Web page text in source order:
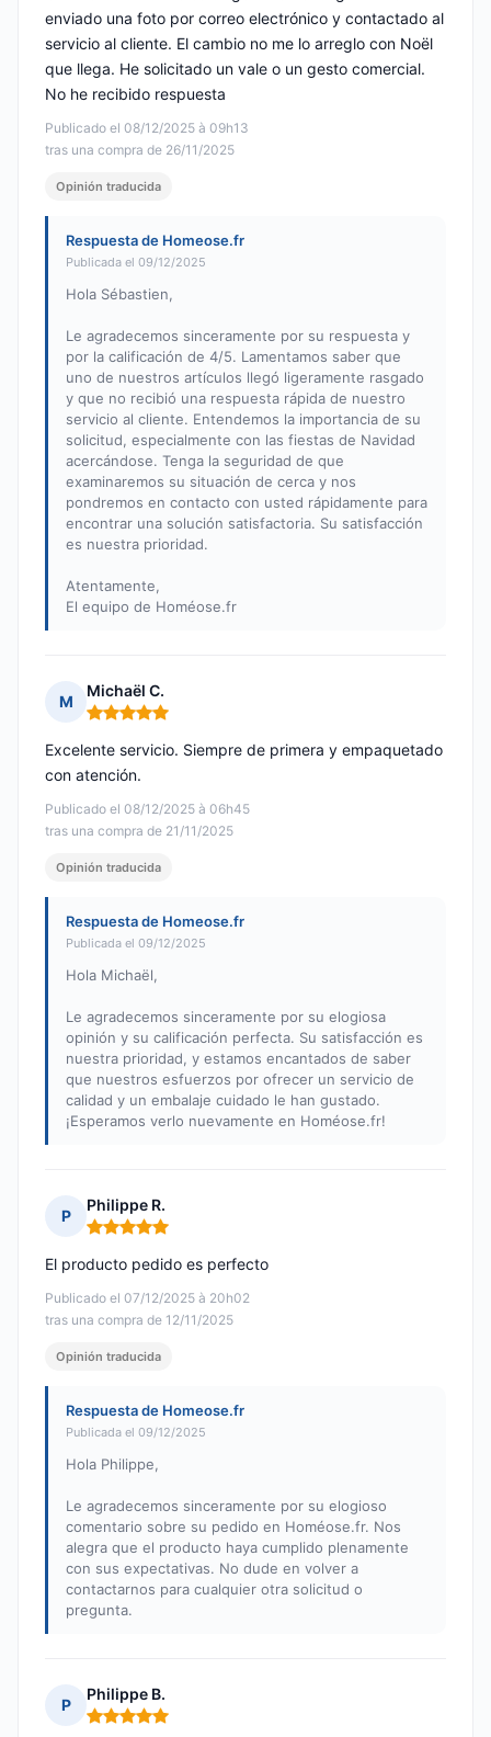
Publicado el 08/12/2025 à 09h13
tras una compra de 26/11/2025
enviado una foto por correo electrónico y contactado al
servicio al cliente. El cambio no me lo arreglo con Noël
que llega. He solicitado un vale o un gesto comercial.
No he recibido respuesta
Opinión traducida
Respuesta de Homeose.fr
Publicada el 09/12/2025
Hola Sébastien,
Le agradecemos sinceramente por su respuesta y
por la calificación de 4/5. Lamentamos saber que
uno de nuestros artículos llegó ligeramente rasgado
y que no recibió una respuesta rápida de nuestro
servicio al cliente. Entendemos la importancia de su
solicitud, especialmente con las fiestas de Navidad
acercándose. Tenga la seguridad de que
examinaremos su situación de cerca y nos
pondremos en contacto con usted rápidamente para
encontrar una solución satisfactoria. Su satisfacción
es nuestra prioridad.
Atentamente,
El equipo de Homéose.fr
M
Michaël C.
Nota: 5 de 5
Publicado el 08/12/2025 à 06h45
tras una compra de 21/11/2025
Excelente servicio. Siempre de primera y empaquetado
con atención.
Opinión traducida
Respuesta de Homeose.fr
Publicada el 09/12/2025
Hola Michaël,
Le agradecemos sinceramente por su elogiosa
opinión y su calificación perfecta. Su satisfacción es
nuestra prioridad, y estamos encantados de saber
que nuestros esfuerzos por ofrecer un servicio de
calidad y un embalaje cuidado le han gustado.
¡Esperamos verlo nuevamente en Homéose.fr!
P
Philippe R.
Nota: 5 de 5
Publicado el 07/12/2025 à 20h02
tras una compra de 12/11/2025
El producto pedido es perfecto
Opinión traducida
Respuesta de Homeose.fr
Publicada el 09/12/2025
Hola Philippe,
Le agradecemos sinceramente por su elogioso
comentario sobre su pedido en Homéose.fr. Nos
alegra que el producto haya cumplido plenamente
con sus expectativas. No dude en volver a
contactarnos para cualquier otra solicitud o
pregunta.
P
Philippe B.
Nota: 5 de 5